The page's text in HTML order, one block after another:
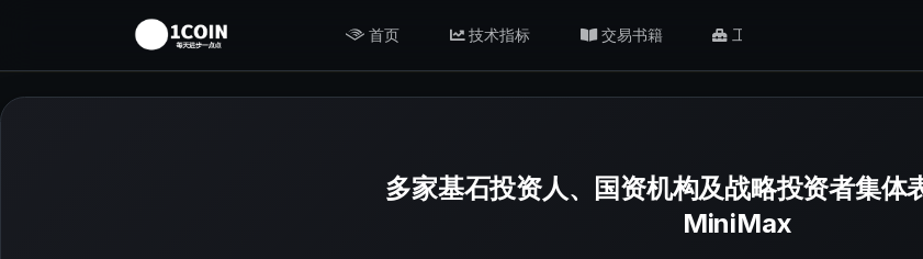
首页 技术指标 交易书籍 工具/返佣
多家基石投资人、国资机构及战略投资者集体
MiniMax